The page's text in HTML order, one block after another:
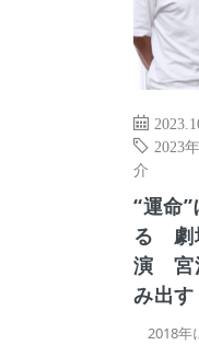
2023
介
“運命
る 劇
演 宮
み出す
2018年